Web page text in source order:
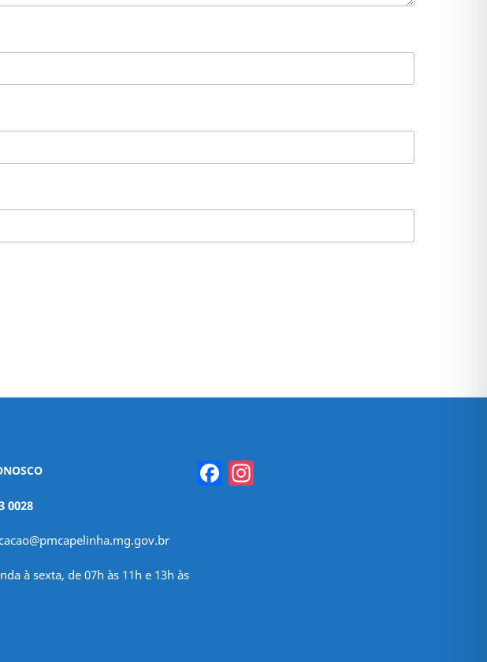
0028
à sexta, de 07h às 11h e 13h às
Facebook